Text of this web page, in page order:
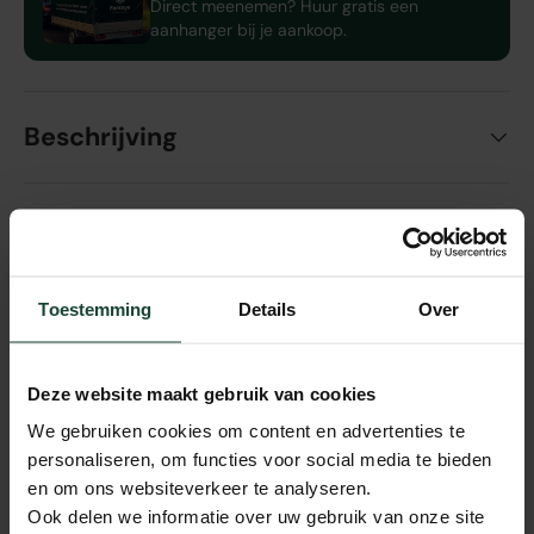
Toestemming Details Over
Deze website maakt gebruik van cookies
We gebruiken cookies om content en advertenties te
personaliseren, om functies voor social media te bieden
en om ons websiteverkeer te analyseren.
Ook delen we informatie over uw gebruik van onze site
Direct meenemen? Huur gratis een
aanhanger bij je aankoop.
Beschrijving
Showroom en openingstijden